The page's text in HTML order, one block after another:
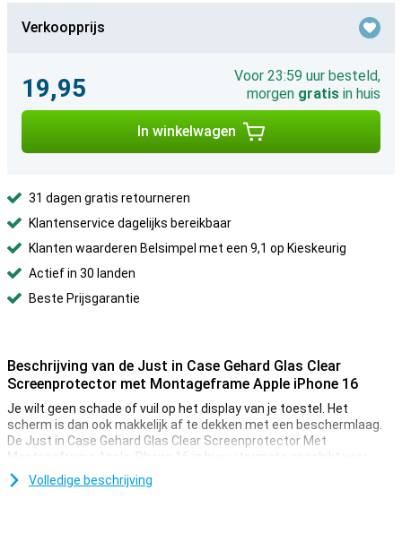
Verkoopprijs
19,95
Voor 23:59 uur besteld,
morgen gratis in huis
In winkelwagen
31 dagen gratis retourneren
Klantenservice dagelijks bereikbaar
Klanten waarderen Belsimpel met een 9,1 op Kieskeurig
Actief in 30 landen
Beste Prijsgarantie
Beschrijving van de Just in Case Gehard Glas Clear
Screenprotector met Montageframe Apple iPhone 16
Je wilt geen schade of vuil op het display van je toestel. Het
scherm is dan ook makkelijk af te dekken met een beschermlaag.
De Just in Case Gehard Glas Clear Screenprotector Met
Montageframe Apple iPhone 16 is hier uitermate geschikt voor.
Dankzij deze screenprotector, die is gemaakt van gehard glas,
Volledige beschrijving